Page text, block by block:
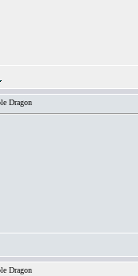
Dragon
Dragon